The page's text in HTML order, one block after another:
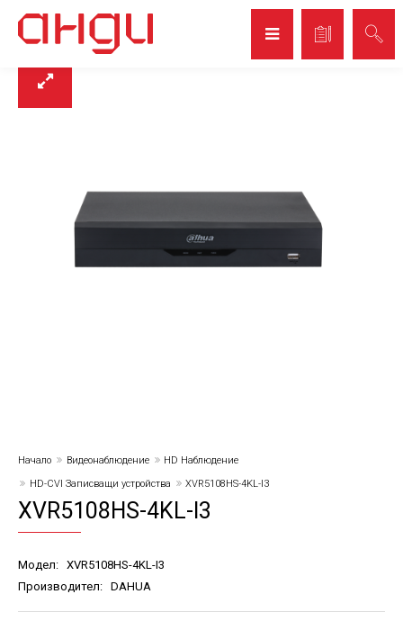
Начало Видеонаблюдение
HD Наблюдение
HD-CVI Записващи устройства
XVR5108HS-4KL-I3
XVR5108HS-4KL-I3
Модел: XVR5108HS-4KL-I3
Производител: DAHUA